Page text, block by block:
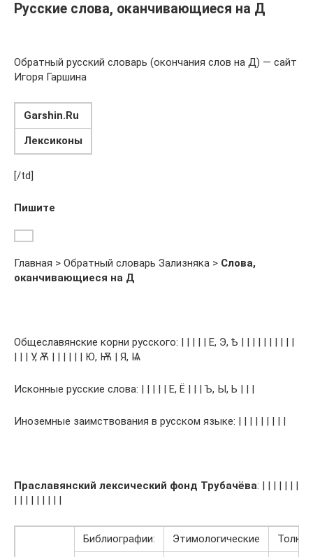
Русские слова, оканчивающиеся на Д
Обратный русский словарь (окончания слов на Д) — сайт
Игоря Гаршина
Garshin.Ru
Лексиконы
[/td]
Пишите
Главная > Обратный словарь Зализняка > Слова,
оканчивающиеся на Д
Общеславянские корни русского: | | | | | Е, Э, Ѣ | | | | | | | | | |
| | | У, Ѫ | | | | | | Ю, Ѭ | Я, Ѩ
Исконные русские слова: | | | | | Е, Ё | | | Ъ, Ы, Ь | | |
Иноземные заимствования в русском языке: | | | | | | | | |
Праславянский лексический фонд Трубачёва: | | | | | | |
| | | | | | | | |
Библиографии: Этимологические